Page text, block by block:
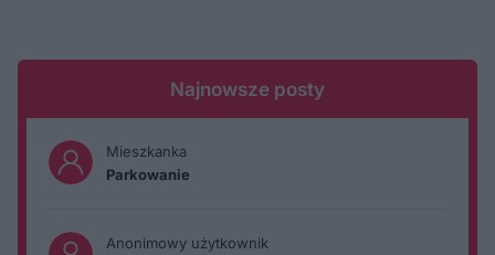
Najnowsze posty
Mieszkanka
Parkowanie
Anonimowy użytkownik